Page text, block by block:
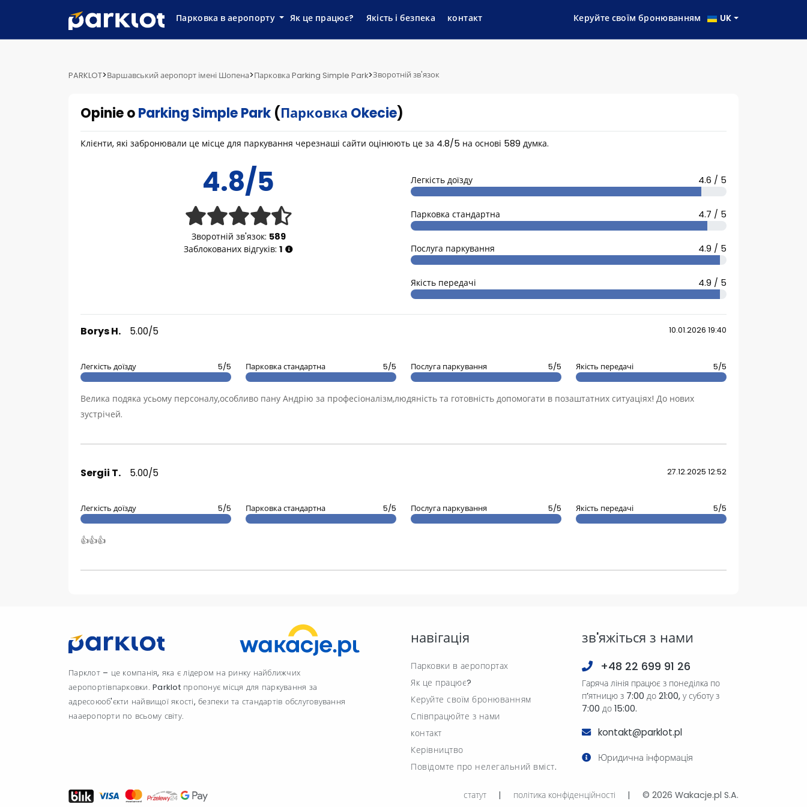
Парковка в аеропорту Як це працює? Якість і безпека контакт Керуйте своїм бронюванням UK
PARKLOT>Варшавський аеропорт імені Шопена>Парковка Parking Simple Park>Зворотній зв'язок
Opinie oParking Simple Park (Парковка Okecie)
Клієнти, які забронювали це місце для паркування черезнаші сайти оцінюють це за 4.8/5 на основі 589 думка.
4.8/5
Зворотній зв'язок: 589
Заблокованих відгуків: 1
Легкість доїзду 4.6 / 5
Парковка стандартна 4.7 / 5
Послуга паркування 4.9 / 5
Якість передачі 4.9 / 5
Borys H. 5.00/5 10.01.2026 19:40
Легкість доїзду 5/5 Парковка стандартна 5/5 Послуга паркування 5/5 Якість передачі 5/5
Велика подяка усьому персоналу,особливо пану Андрію за професіоналізм,людяність та готовність допомогати в позаштатних ситуаціях! До нових
зустрічей.
Sergii T. 5.00/5 27.12.2025 12:52
Легкість доїзду 5/5 Парковка стандартна 5/5 Послуга паркування 5/5 Якість передачі 5/5
👍👍👍
Парклот – це компанія, яка є лідером на ринку найближчих
аеропортівпарковки. Parklot пропонує місця для паркування за
адресоюоб'єкти найвищої якості, безпеки та стандартів обслуговування
нааеропорти по всьому світу.
навігація
Парковки в аеропортах
Як це працює?
Керуйте своїм бронюванням
Співпрацюйте з нами
контакт
Керівництво
Повідомте про нелегальний вміст.
зв'яжіться з нами
+48 22 699 91 26
Гаряча лінія працює з понеділка по
п’ятницю з 7:00 до 21:00, у суботу з
7:00 до 15:00.
kontakt@parklot.pl
Юридична інформація
статут | політика конфіденційності | © 2026 Wakacje.pl S.A.